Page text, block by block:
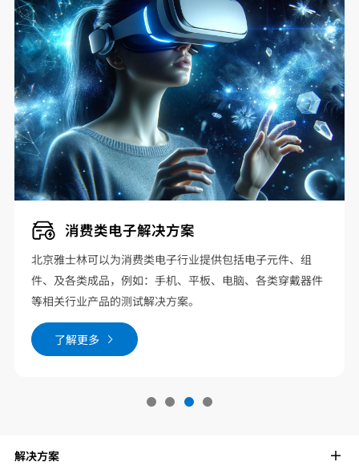
消费类电子解决方案
北京雅士林可以为消费类电子行业提供包括电子元件、组
件、及各类成品，例如：手机、平板、电脑、各类穿戴器件
等相关行业产品的测试解决方案。
了解更多
解决方案